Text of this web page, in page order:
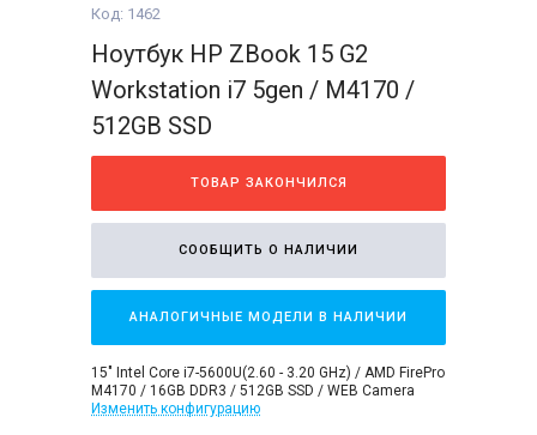
Код: 1462
Ноутбук HP ZBook 15 G2
Workstation i7 5gen / M4170 /
512GB SSD
ТОВАР ЗАКОНЧИЛСЯ
СООБЩИТЬ О НАЛИЧИИ
АНАЛОГИЧНЫЕ МОДЕЛИ В НАЛИЧИИ
15" Intel Core i7-5600U(2.60 - 3.20 GHz) / AMD FirePro
M4170 / 16GB DDR3 / 512GB SSD / WEB Camera
Изменить конфигурацию